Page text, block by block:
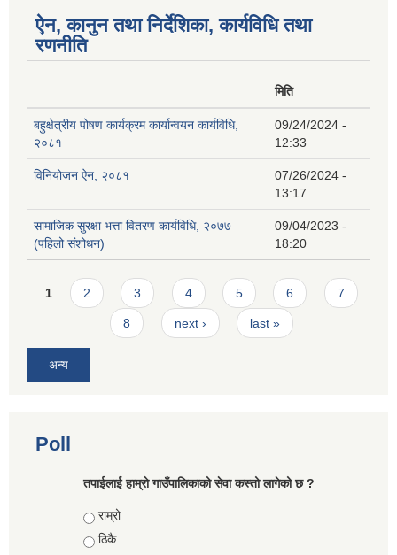
ऐन, कानुन तथा निर्देशिका, कार्यविधि तथा
रणनीति
मिति
बहुक्षेत्रीय पोषण कार्यक्रम कार्यान्वयन कार्यविधि,
२०८१
09/24/2024 -
12:33
विनियोजन ऐन, २०८१
07/26/2024 -
13:17
सामाजिक सुरक्षा भत्ता वितरण कार्यविधि, २०७७
(पहिलो संशोधन)
09/04/2023 -
18:20
Pages
1 2 3 4 5 6 7
8 next › last »
अन्य
Poll
तपाईलाई हाम्राे गाउँपालिकाको सेवा कस्तो लागेको छ ?
Choices
राम्रो
ठिकै